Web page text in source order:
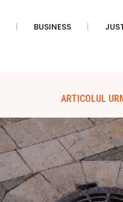
BUSINESS
ARTICOLUL